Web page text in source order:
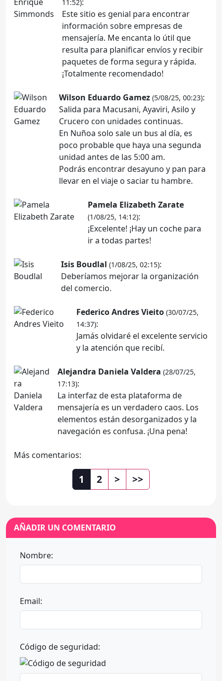
11:52)
Este sitio es genial para encontrar
información sobre empresas de
mensajería. Me encanta lo útil que
resulta para planificar envíos y recibir
paquetes de forma segura y rápida.
¡Totalmente recomendado!
Wilson Eduardo Gamez (5/08/25, 00:23):
Salida para Macusani, Ayaviri, Asilo y
Crucero con unidades continuas.
En Nuñoa solo sale un bus al día, es
poco probable que haya una segunda
unidad antes de las 5:00 am.
Podrás encontrar desayuno y pan para
llevar en el viaje o saciar tu hambre.
Pamela Elizabeth Zarate
(1/08/25, 14:12):
¡Excelente! ¡Hay un coche para
ir a todas partes!
Isis Boudlal (1/08/25, 02:15):
Deberíamos mejorar la organización
del comercio.
Federico Andres Vieito (30/07/25,
14:37):
Jamás olvidaré el excelente servicio
y la atención que recibí.
Alejandra Daniela Valdera (28/07/25,
17:13):
La interfaz de esta plataforma de
mensajería es un verdadero caos. Los
elementos están desorganizados y la
navegación es confusa. ¡Una pena!
Más comentarios:
1 2 > >>
AÑADIR UN COMENTARIO
Nombre:
Email:
Código de seguridad: